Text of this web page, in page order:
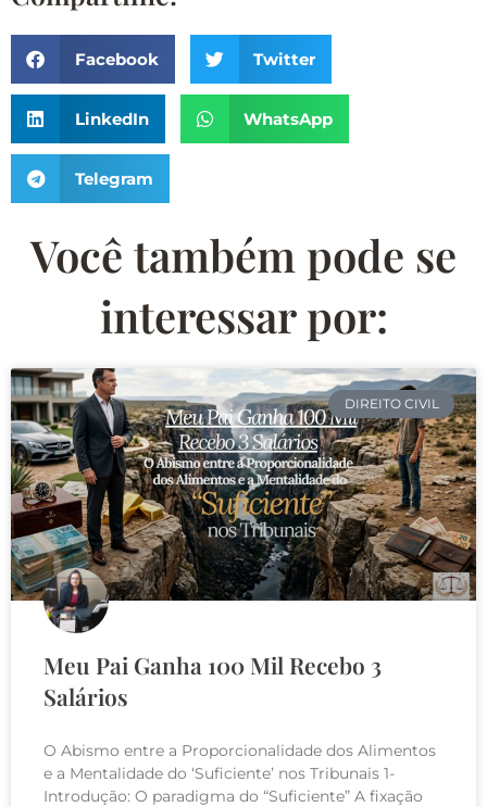
Facebook Twitter
LinkedIn WhatsApp
Telegram
Você também pode se
interessar por:
DIREITO CIVIL
Meu Pai Ganha 100 Mil Recebo 3
Salários
O Abismo entre a Proporcionalidade dos Alimentos
e a Mentalidade do ‘Suficiente’ nos Tribunais 1-
Introdução: O paradigma do “Suficiente” A fixação